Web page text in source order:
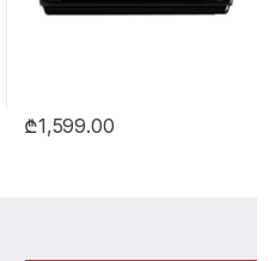
₾1,599.00